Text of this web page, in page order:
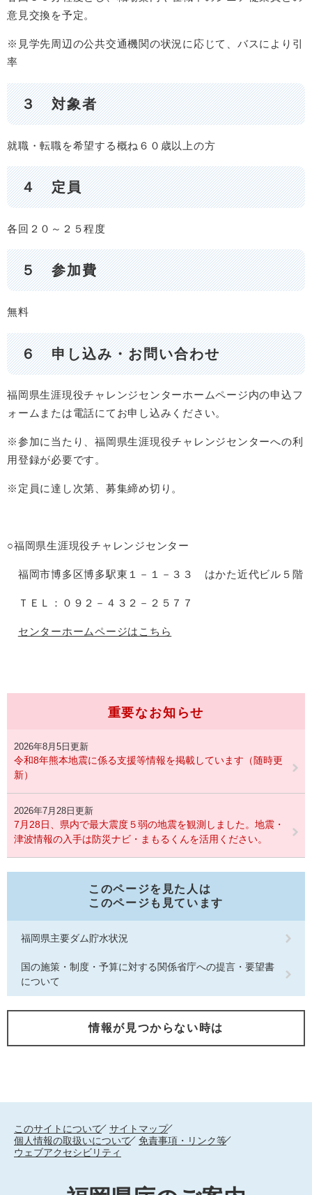
意見交換を予定。
※見学先周辺の公共交通機関の状況に応じて、バスにより引
率
３ 対象者
就職・転職を希望する概ね６０歳以上の方
４ 定員
各回２０～２５程度
５ 参加費
無料
６ 申し込み・お問い合わせ
福岡県生涯現役チャレンジセンターホームページ内の申込フ
ォームまたは電話にてお申し込みください。
※参加に当たり、福岡県生涯現役チャレンジセンターへの利
用登録が必要です。
※定員に達し次第、募集締め切り。
○福岡県生涯現役チャレンジセンター
福岡市博多区博多駅東１－１－３３ はかた近代ビル５階
ＴＥＬ：０９２－４３２－２５７７
センターホームページはこちら
重要なお知らせ
2026年8月5日更新
令和8年熊本地震に係る支援等情報を掲載しています（随時更
新）
2026年7月28日更新
7月28日、県内で最大震度５弱の地震を観測しました。地震・
津波情報の入手は防災ナビ・まもるくんを活用ください。
このページを見た人は
このページも見ています
福岡県主要ダム貯水状況
国の施策・制度・予算に対する関係省庁への提言・要望書
について
情報が見つからない時は
このサイトについて
サイトマップ
個人情報の取扱いについて
免責事項・リンク等
ウェブアクセシビリティ